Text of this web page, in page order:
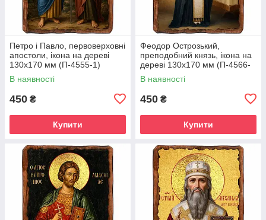
Петро і Павло, первоверховні
апостоли, ікона на дереві
130х170 мм (П-4555-1)
В наявності
450 ₴
Купити
Феодор Острозький,
преподобний князь, ікона на
дереві 130х170 мм (П-4566-
1)
В наявності
450 ₴
Купити